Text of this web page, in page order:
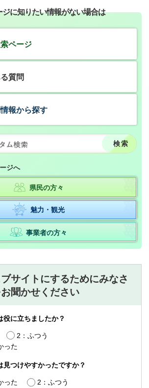
ジに知りたい情報がない場合は
ページ
質問
報から探す
ジへ
県民の方々
魅力・観光
事業者の方々
サイトにするためにみなさ
聞かせください
役に立ちましたか？
2：ふつう
った
見つけやすかったですか？
った
2：ふつう